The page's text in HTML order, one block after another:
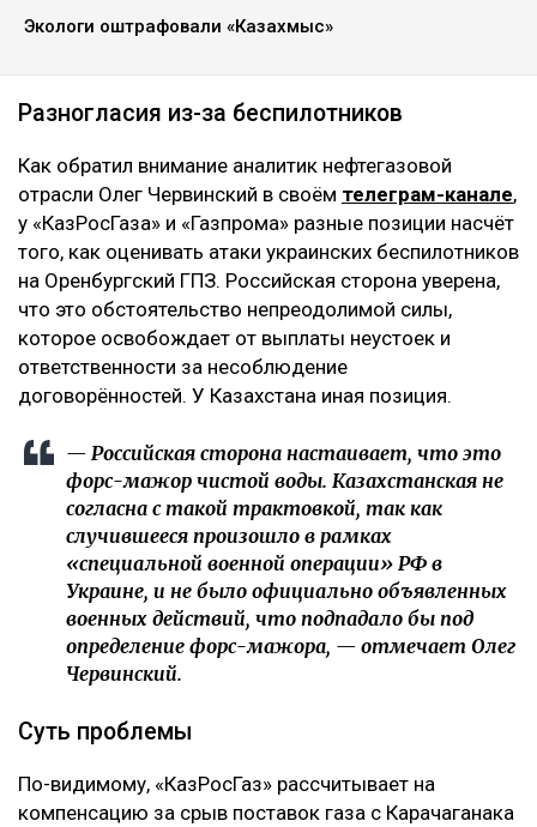
Экологи оштрафовали «Казахмыс»
Разногласия из-за беспилотников
Как обратил внимание аналитик нефтегазовой
отрасли Олег Червинский в своём телеграм-канале,
у «КазРосГаза» и «Газпрома» разные позиции насчёт
того, как оценивать атаки украинских беспилотников
на Оренбургский ГПЗ. Российская сторона уверена,
что это обстоятельство непреодолимой силы,
которое освобождает от выплаты неустоек и
ответственности за несоблюдение
договорённостей. У Казахстана иная позиция.
— Российская сторона настаивает, что это
форс-мажор чистой воды. Казахстанская не
согласна с такой трактовкой, так как
случившееся произошло в рамках
«специальной военной операции» РФ в
Украине, и не было официально объявленных
военных действий, что подпадало бы под
определение форс-мажора, — отмечает Олег
Червинский.
Суть проблемы
По-видимому, «КазРосГаз» рассчитывает на
компенсацию за срыв поставок газа с Карачаганака